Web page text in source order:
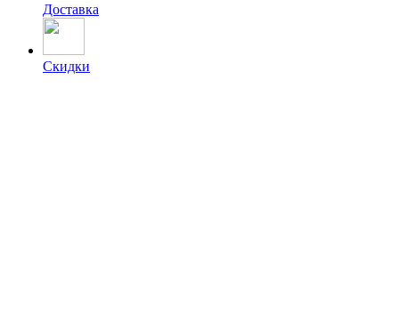
Доставка
Скидки